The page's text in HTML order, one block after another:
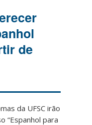
de
da UFSC irão
“Espanhol para